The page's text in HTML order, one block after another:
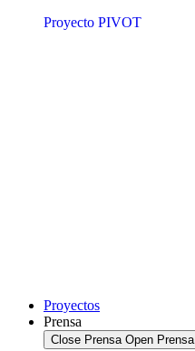
Proyecto PIVOT
Proyectos
Prensa
Close Prensa Open Prensa